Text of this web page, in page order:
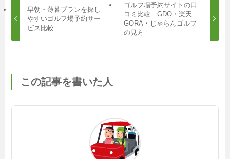
早朝・薄暮プランを探し
やすいゴルフ場予約サー
ビス比較
ゴルフ場予約サイトの口
コミ比較｜GDO・楽天
GORA・じゃらんゴルフ
の見方
この記事を書いた人